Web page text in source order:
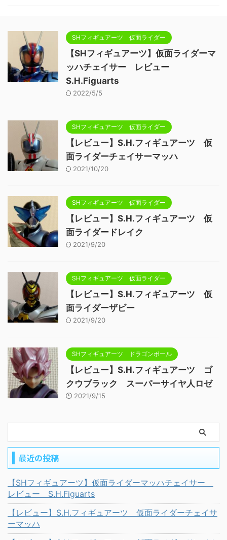
SHフィギュアーツ 仮面ライダー
【SHフィギュアーツ】仮面ライダーマ
ッハチェイサー レビュー
S.H.Figuarts
2022/5/5
SHフィギュアーツ 仮面ライダー
【レビュー】S.H.フィギュアーツ 仮
面ライダーチェイサーマッハ
2021/10/20
SHフィギュアーツ 仮面ライダー
【レビュー】S.H.フィギュアーツ 仮
面ライダードレイク
2021/9/20
SHフィギュアーツ 仮面ライダー
【レビュー】S.H.フィギュアーツ 仮
面ライダーザビー
2021/9/20
SHフィギュアーツ ドラゴンボール
【レビュー】S.H.フィギュアーツ ゴ
クウブラック スーパーサイヤ人ロゼ
2021/9/15
最近の投稿
【SHフィギュアーツ】仮面ライダーマッハチェイサー
レビュー S.H.Figuarts
【レビュー】S.H.フィギュアーツ 仮面ライダーチェイサ
ーマッハ